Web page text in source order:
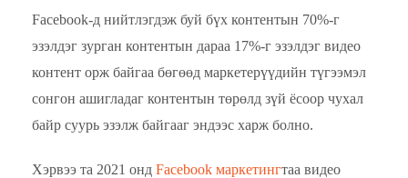
Facebook-д нийтлэгдэж буй бүх контентын 70%-г
эзэлдэг зурган контентын дараа 17%-г эзэлдэг видео
контент орж байгаа бөгөөд маркетерүүдийн түгээмэл
сонгон ашигладаг контентын төрөлд зүй ёсоор чухал
байр суурь эзэлж байгааг эндээс харж болно.
Хэрвээ та 2021 онд Facebook маркетингтаа видео